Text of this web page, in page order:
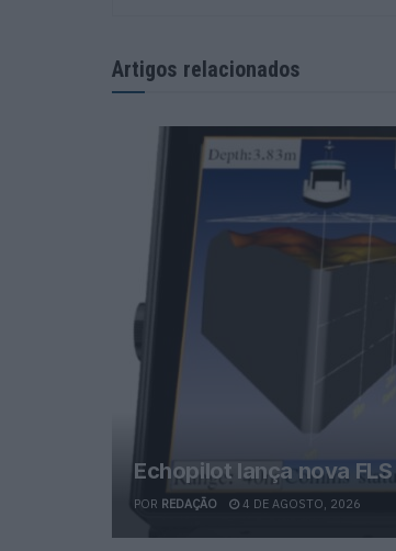
Artigos relacionados
Echopilot lança nova
POR REDAÇÃO 4 DE AGOSTO, 2026